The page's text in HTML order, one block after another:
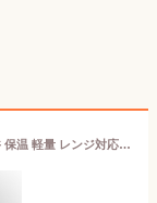
ランキング受賞 弁当箱 保温弁当箱 お弁当箱 丼 保温 軽量 レンジ対応 食洗器対応 冷蔵 抗菌 2段 ランチボックス ランチジャー 女子 男子 女性 男性 おしゃれ 入園入学 新生活 【 アスベル ASVEL カフェ丼 保温弁当箱 HLB-CD620 保温バッグ コンビセット 】